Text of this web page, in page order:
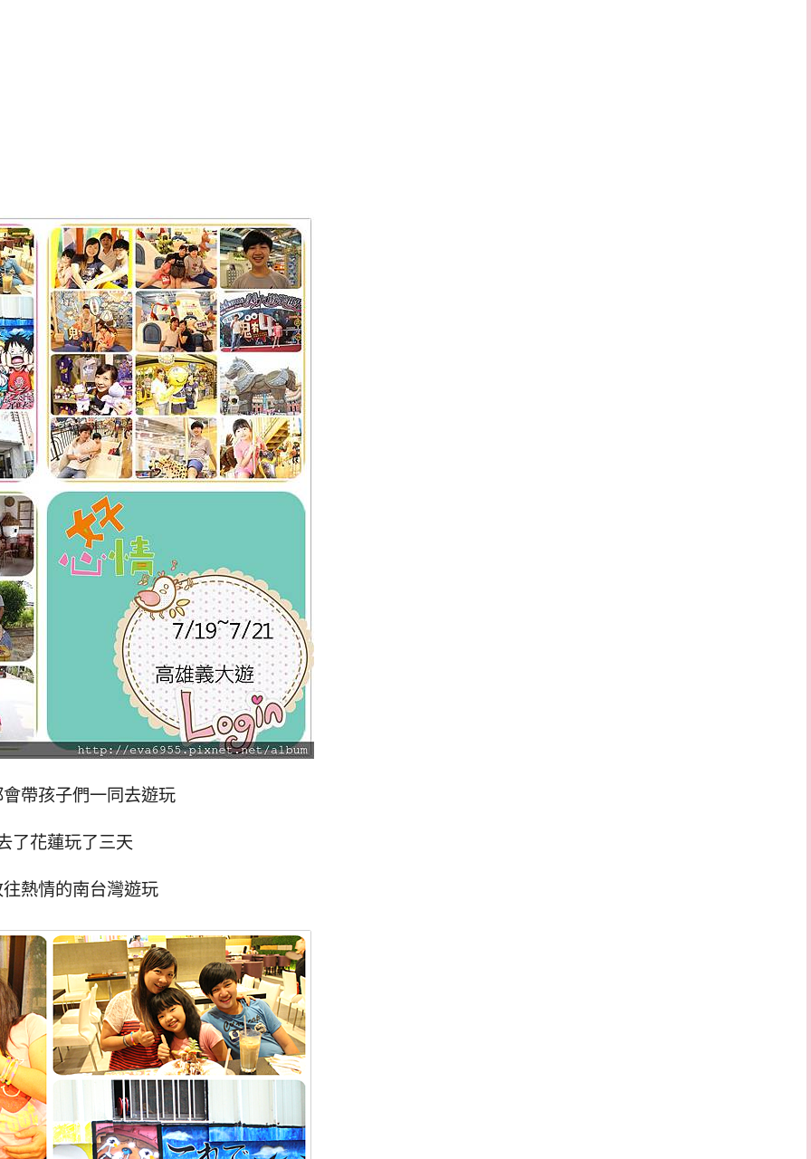
帶孩子們一同去遊玩
了花蓮玩了三天
熱情的南台灣遊玩